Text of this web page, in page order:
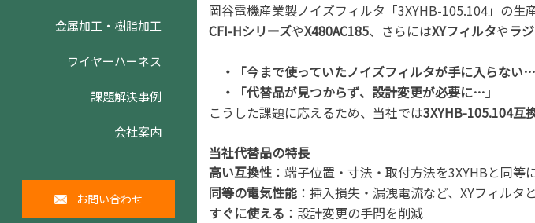
金属加工・樹脂加工
ワイヤーハーネス
課題解決事例
会社案内
お問い合わせ
岡谷電機産業製ノイズフィルタ「3XYHB-105.104」の生
CFI-HシリーズやX480AC185、さらにはXYフィルタやラ
・「今まで使っていたノイズフィルタが手に入らない…
・「代替品が見つからず、設計変更が必要に…」
こうした課題に応えるため、当社では3XYHB-105.104互
当社代替品の特長
高い互換性 ：端子位置・寸法・取付方法を3XYHBと同等
同等の電気性能 ：挿入損失・漏洩電流など、XYフィルタ
すぐに使える ：設計変更の手間を削減